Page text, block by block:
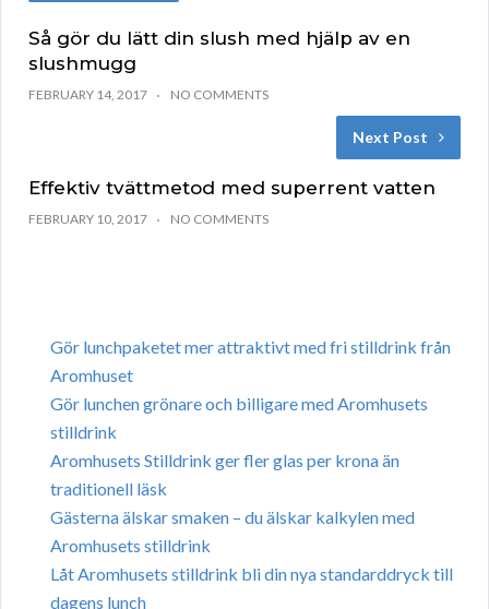
Så gör du lätt din slush med hjälp av en
slushmugg
FEBRUARY 14, 2017 NO COMMENTS
Next Post
Effektiv tvättmetod med superrent vatten
FEBRUARY 10, 2017 NO COMMENTS
Gör lunchpaketet mer attraktivt med fri stilldrink från
Aromhuset
Gör lunchen grönare och billigare med Aromhusets
stilldrink
Aromhusets Stilldrink ger fler glas per krona än
traditionell läsk
Gästerna älskar smaken – du älskar kalkylen med
Aromhusets stilldrink
Låt Aromhusets stilldrink bli din nya standarddryck till
dagens lunch